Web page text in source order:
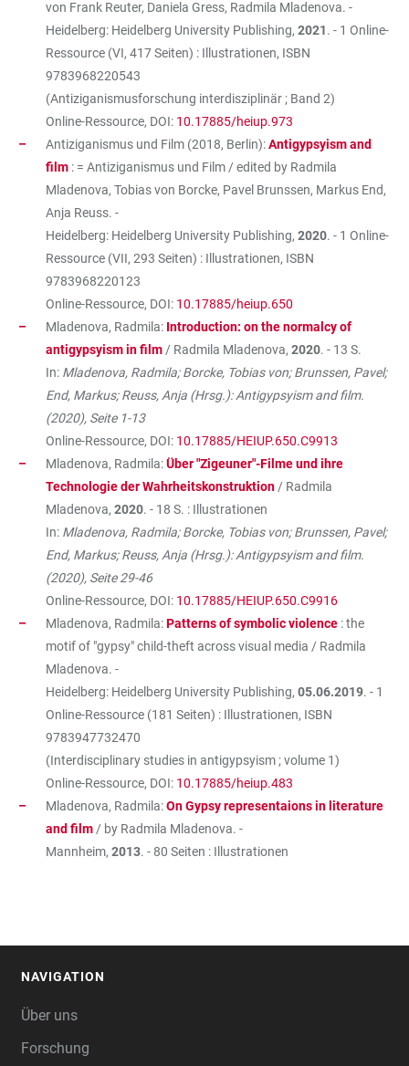
von Frank Reuter, Daniela Gress, Radmila Mladenova. -
Heidelberg: Heidelberg University Publishing, 2021. - 1 Online-
Ressource (VI, 417 Seiten) : Illustrationen, ISBN
9783968220543
(Antiziganismusforschung interdisziplinär ; Band 2)
Online-Ressource, DOI: 10.17885/heiup.973
Antiziganismus und Film (2018, Berlin):Antigypsyism and
film : = Antiziganismus und Film / edited by Radmila
Mladenova, Tobias von Borcke, Pavel Brunssen, Markus End,
Anja Reuss. -
Heidelberg: Heidelberg University Publishing, 2020. - 1 Online-
Ressource (VII, 293 Seiten) : Illustrationen, ISBN
9783968220123
Online-Ressource, DOI: 10.17885/heiup.650
Mladenova, Radmila: Introduction: on the normalcy of
antigypsyism in film / Radmila Mladenova, 2020. - 13 S.
In: Mladenova, Radmila; Borcke, Tobias von; Brunssen, Pavel;
End, Markus; Reuss, Anja (Hrsg.): Antigypsyism and film.
(2020), Seite 1-13
Online-Ressource, DOI: 10.17885/HEIUP.650.C9913
Mladenova, Radmila:Über "Zigeuner"-Filme und ihre
Technologie der Wahrheitskonstruktion / Radmila
Mladenova, 2020. - 18 S. : Illustrationen
In: Mladenova, Radmila; Borcke, Tobias von; Brunssen, Pavel;
End, Markus; Reuss, Anja (Hrsg.): Antigypsyism and film.
(2020), Seite 29-46
Online-Ressource, DOI: 10.17885/HEIUP.650.C9916
Mladenova, Radmila:Patterns of symbolic violence : the
motif of "gypsy" child-theft across visual media / Radmila
Mladenova. -
Heidelberg: Heidelberg University Publishing, 05.06.2019. - 1
Online-Ressource (181 Seiten) : Illustrationen, ISBN
9783947732470
(Interdisciplinary studies in antigypsyism ; volume 1)
Online-Ressource, DOI: 10.17885/heiup.483
Mladenova, Radmila:On Gypsy representaions in literature
and film / by Radmila Mladenova. -
Mannheim, 2013. - 80 Seiten : Illustrationen
NAVIGATION
Über uns
Forschung